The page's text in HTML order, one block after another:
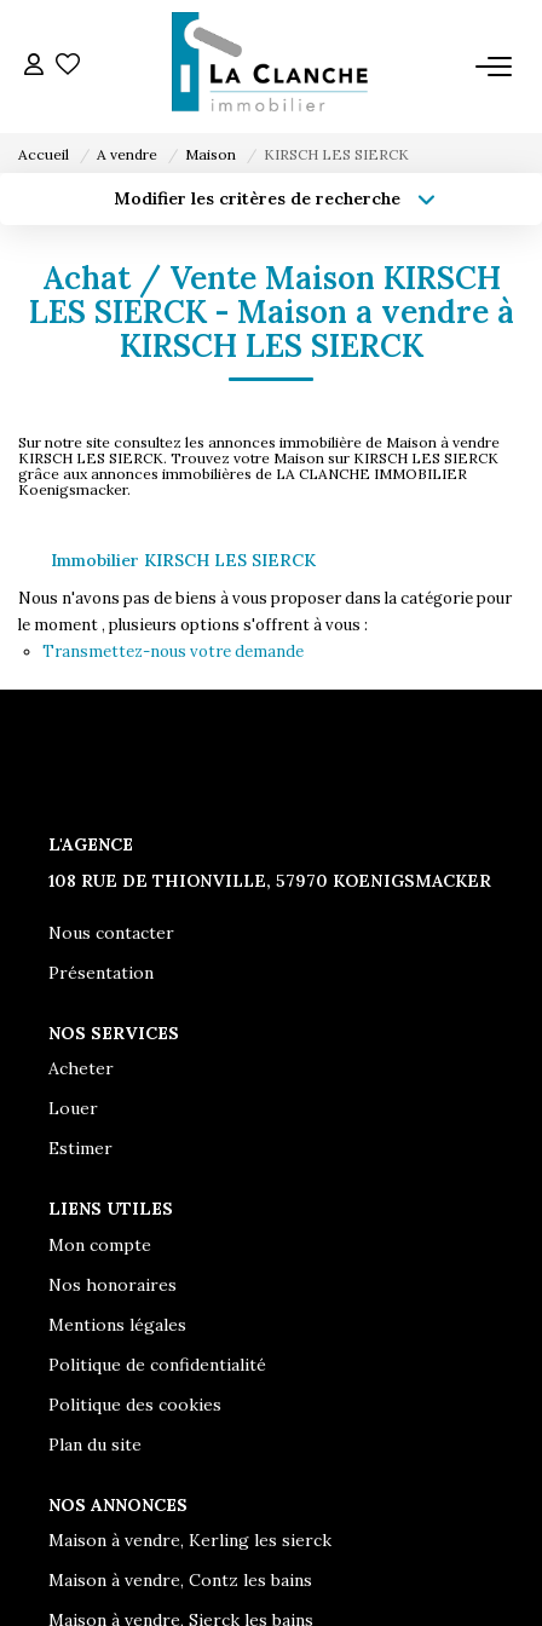
L'AGENCE
L'ÉQUIPE
VENTE
LOCATION
SERVICE LOCATION
CONTACT
Accueil A vendre Maison KIRSCH LES SIERCK
Modifier les critères de recherche
Sélectionnez...
Type de bien
Surface min
Budget max Plus de critères
Achat / Vente Maison KIRSCH
LES SIERCK - Maison a vendre à
KIRSCH LES SIERCK
Sur notre site consultez les annonces immobilière de Maison à vendre
KIRSCH LES SIERCK. Trouvez votre Maison sur KIRSCH LES SIERCK
grâce aux annonces immobilières de LA CLANCHE IMMOBILIER
Koenigsmacker.
Immobilier KIRSCH LES SIERCK
Nous n'avons pas de biens à vous proposer dans la catégorie pour
le moment , plusieurs options s'offrent à vous :
Transmettez-nous votre demande
L'AGENCE
108 RUE DE THIONVILLE, 57970 KOENIGSMACKER
Nous contacter
Présentation
NOS SERVICES
Acheter
Louer
Estimer
LIENS UTILES
Mon compte
Nos honoraires
Mentions légales
Politique de confidentialité
Politique des cookies
Plan du site
NOS ANNONCES
Maison à vendre, Kerling les sierck
Maison à vendre, Contz les bains
Maison à vendre, Sierck les bains